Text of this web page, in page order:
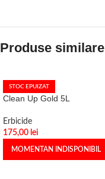
Produse similare
STOC EPUIZAT
Clean Up Gold 5L
Erbicide
175,00 lei
MOMENTAN INDISPONIBIL